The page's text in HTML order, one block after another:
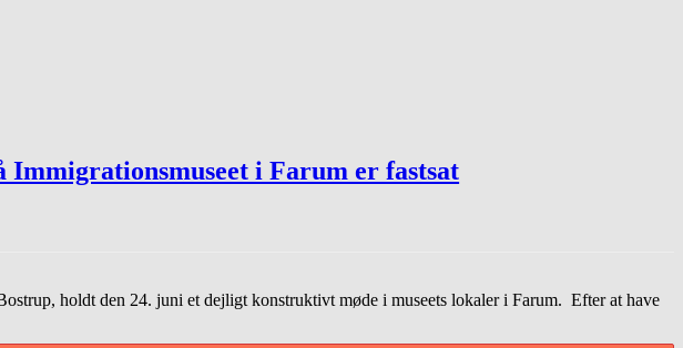
Immigrationsmuseet i Farum er fastsat
holdt den 24. juni et dejligt konstruktivt møde i museets lokaler i Farum. Efter at have